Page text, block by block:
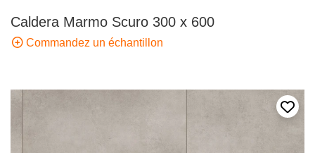
Caldera Marmo Scuro 300 x 600
Commandez un échantillon